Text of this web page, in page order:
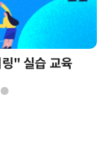
" 실습 교육